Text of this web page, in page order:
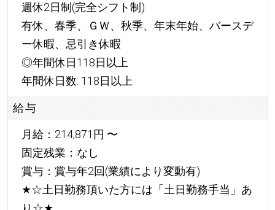
週休2日制(完全シフト制)
有休、春季、ＧＷ、秋季、年末年始、バースデ
ー休暇、忌引き休暇
◎年間休日118日以上
年間休日数: 118日以上
給与
月給：214,871円 〜
固定残業：なし
賞与：賞与年2回(業績により変動有)
★☆土日勤務頂いた方には「土日勤務手当」あ